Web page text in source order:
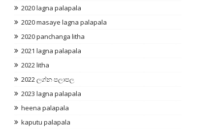
2020 lagna palapala
2020 masaye lagna palapala
2020 panchanga litha
2021 lagna palapala
2022 litha
2022 ලග්න පලාපල
2023 lagna palapala
heena palapala
kaputu palapala